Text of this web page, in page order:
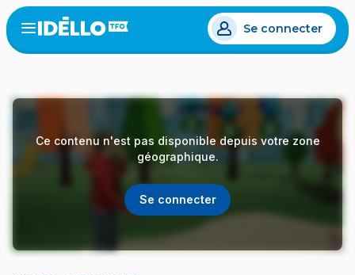
Aller
au
contenu
Open
menu
Se connecter
Ce contenu n'est pas disponible depuis votre zone
géographique.
Se connecter